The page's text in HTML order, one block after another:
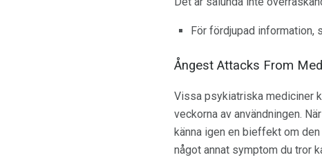
För fördjupad information,
Ångest Attacks From
Vissa psykiatriska mediciner
veckorna av användningen.
känna igen en bieffekt om
något annat symptom du tror